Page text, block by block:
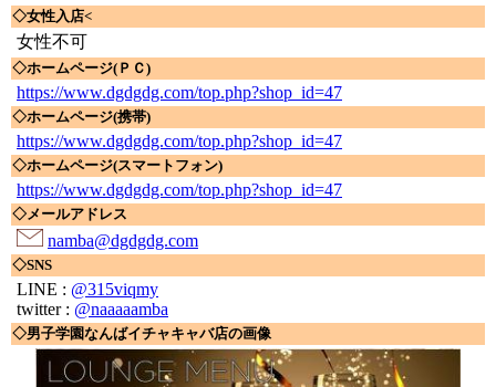
◇女性入店<
女性不可
◇ホームページ(ＰＣ)
https://www.dgdgdg.com/top.php?shop_id=47
◇ホームページ(携帯)
https://www.dgdgdg.com/top.php?shop_id=47
◇ホームページ(スマートフォン)
https://www.dgdgdg.com/top.php?shop_id=47
◇メールアドレス
namba@dgdgdg.com
◇SNS
LINE : @315viqmy
twitter : @naaaaamba
◇男子学園なんばイチャキャバ店の画像